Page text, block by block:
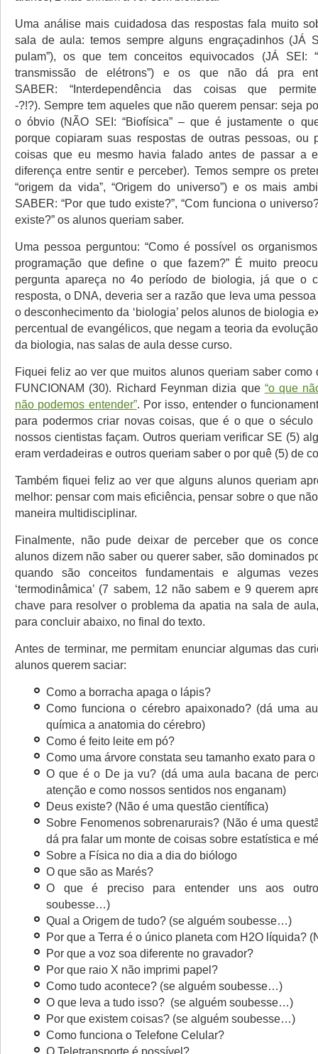
Uma análise mais cuidadosa das respostas fala muito
sala de aula: temos sempre alguns engraçadinhos (JÁ
pulam”), os que tem conceitos equivocados (JÁ
transmissão de elétrons”) e os que não dá pra
SABER: “Interdependência das coisas que
-?!?). Sempre tem aqueles que não querem pensar: seja
o óbvio (NÃO SEI: “Biofísica” – que é justamente o
porque copiaram suas respostas de outras pessoas, ou
coisas que eu mesmo havia falado antes de passar a
diferença entre sentir e perceber). Temos sempre os
“origem da vida”, “Origem do universo”) e os mais
SABER: “Por que tudo existe?”, “Com funciona o
existe?” os alunos queriam saber.
Uma pessoa perguntou: “Como é possível os
programação que define o que fazem?” É muito
pergunta apareça no 4o período de biologia, já que o
resposta, o DNA, deveria ser a razão que leva uma
o desconhecimento da ‘biologia’ pelos alunos de biologia
percentual de evangélicos, que negam a teoria da
da biologia, nas salas de aula desse curso.
Fiquei feliz ao ver que muitos alunos queriam saber como
FUNCIONAM (30). Richard Feynman dizia que “o que
não podemos entender”. Por isso, entender o
para podermos criar novas coisas, que é o que o século
nossos cientistas façam. Outros queriam verificar SE (5)
eram verdadeiras e outros queriam saber o por quê (5) de
Também fiquei feliz ao ver que alguns alunos queriam
melhor: pensar com mais eficiência, pensar sobre o que
maneira multidisciplinar.
Finalmente, não pude deixar de perceber que os
alunos dizem não saber ou querer saber, são dominados
quando são conceitos fundamentais e algumas
‘termodinâmica’ (7 sabem, 12 não sabem e 9 querem
chave para resolver o problema da apatia na sala de
para concluir abaixo, no final do texto.
Antes de terminar, me permitam enunciar algumas das
alunos querem saciar:
Como a borracha apaga o lápis?
Como funciona o cérebro apaixonado? (dá uma
química a anatomia do cérebro)
Como é feito leite em pó?
Como uma árvore constata seu tamanho exato para
O que é o De ja vu? (dá uma aula bacana de
atenção e como nossos sentidos nos enganam)
Deus existe? (Não é uma questão científica)
Sobre Fenomenos sobrenarurais? (Não é uma
dá pra falar um monte de coisas sobre estatística e
Sobre a Física no dia a dia do biólogo
O que são as Marés?
O que é preciso para entender uns aos
soubesse…)
Qual a Origem de tudo? (se alguém soubesse…)
Por que a Terra é o único planeta com H2O líquida?
Por que a voz soa diferente no gravador?
Por que raio X não imprimi papel?
Como tudo acontece? (se alguém soubesse…)
O que leva a tudo isso? (se alguém soubesse…)
Por que existem coisas? (se alguém soubesse…)
Como funciona o Telefone Celular?
O Teletransporte é possível?